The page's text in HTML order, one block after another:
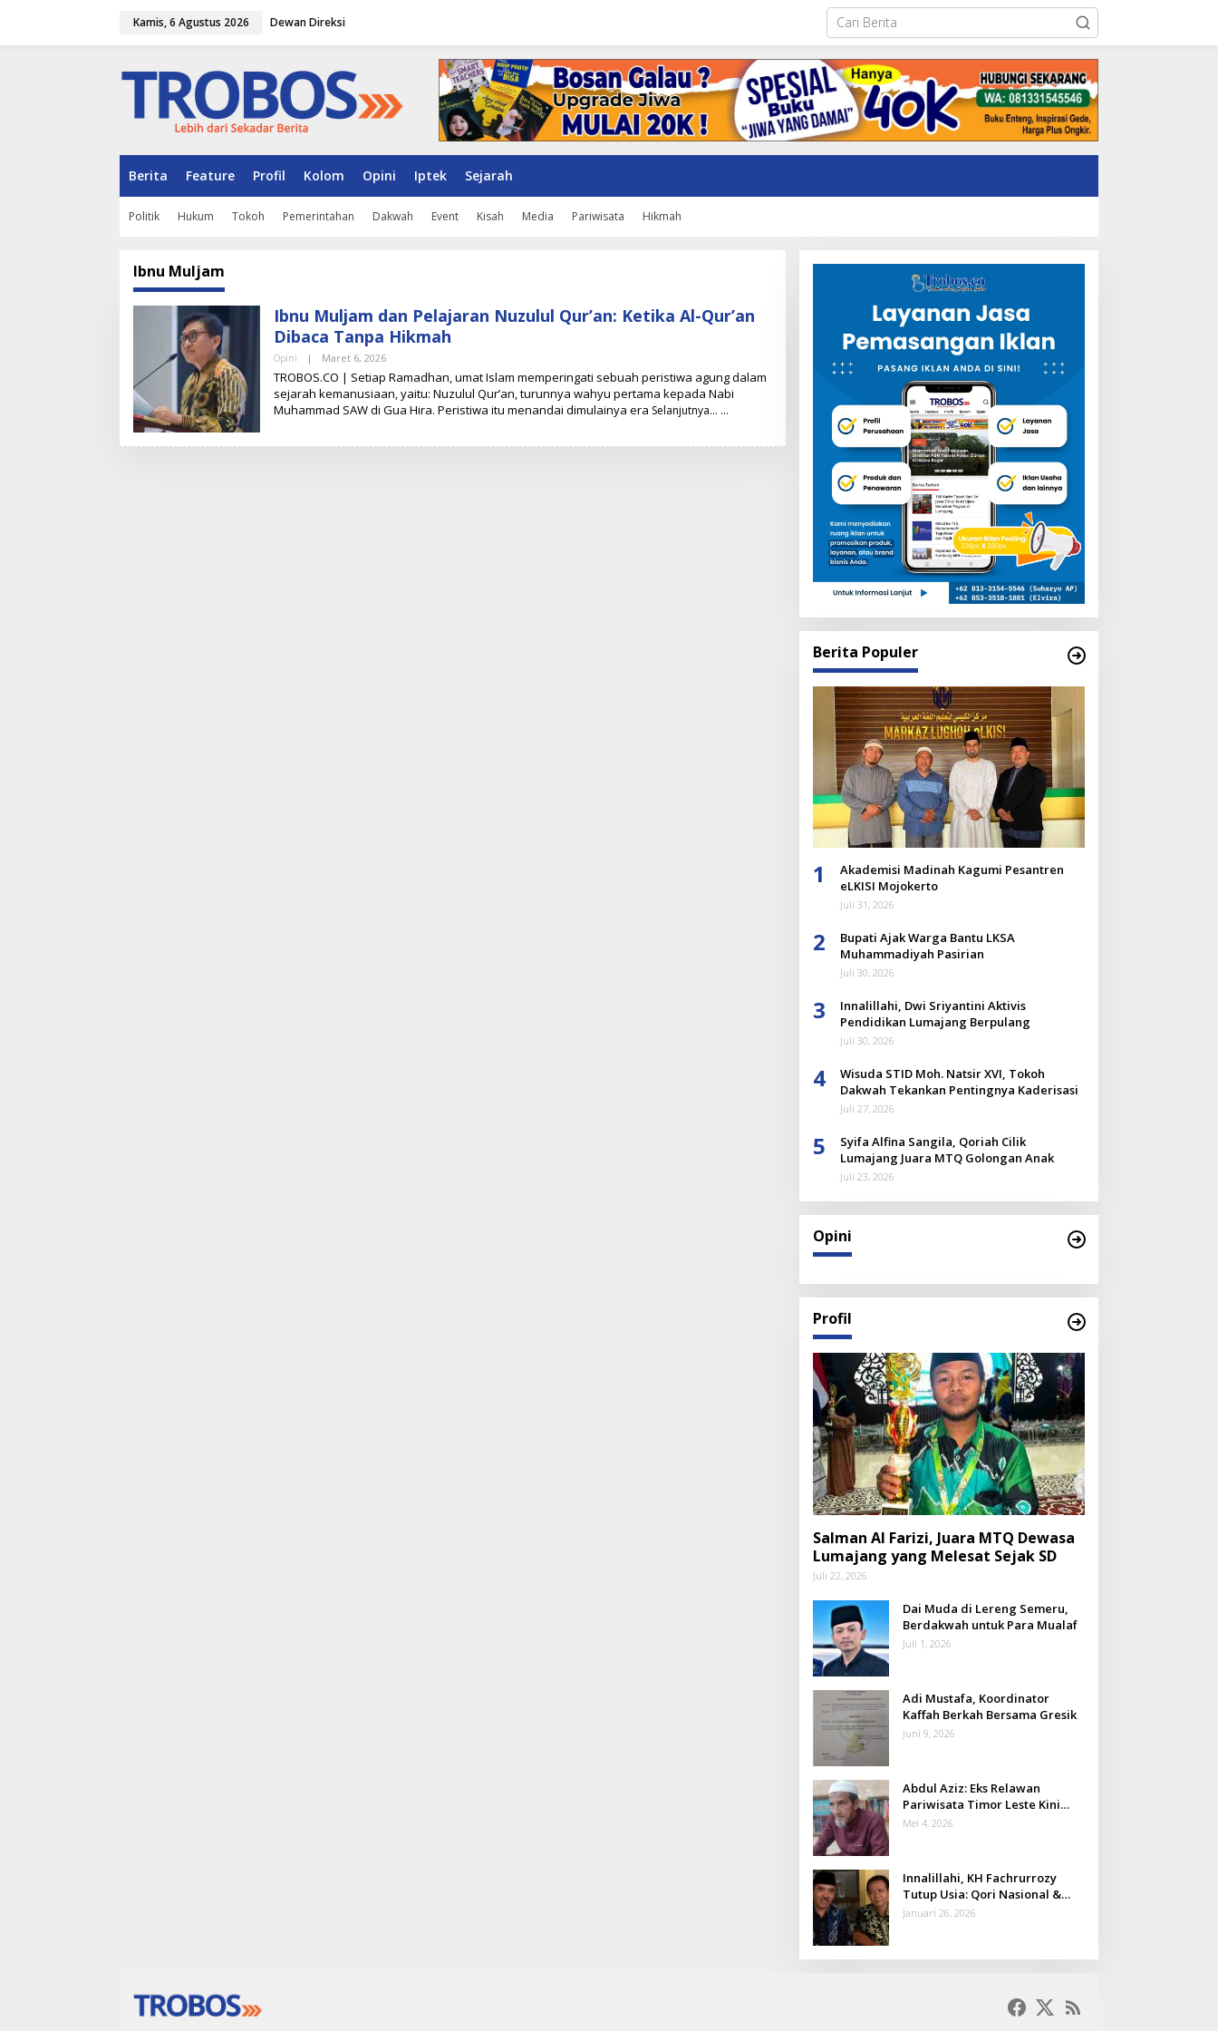
Kamis, 6 Agustus 2026 Dewan Direksi
Berita Feature Profil Kolom Opini Iptek Sejarah
Politik Hukum Tokoh Pemerintahan Dakwah Event Kisah Media Pariwisata Hikmah
Ibnu Muljam
Ibnu Muljam dan Pelajaran Nuzulul Qur’an: Ketika Al-Qur’an
Dibaca Tanpa Hikmah
Opini | Maret 6, 2026
E
H
T
R
TROBOS.CO | Setiap Ramadhan, umat Islam memperingati sebuah peristiwa agung dalam
sejarah kemanusiaan, yaitu: Nuzulul Qur’an, turunnya wahyu pertama kepada Nabi
Muhammad SAW di Gua Hira. Peristiwa itu menandai dimulainya era Selanjutnya…
Berita Populer
1
Akademisi Madinah Kagumi Pesantren
eLKISI Mojokerto
Juli 31, 2026
2
Bupati Ajak Warga Bantu LKSA
Muhammadiyah Pasirian
Juli 30, 2026
3
Innalillahi, Dwi Sriyantini Aktivis
Pendidikan Lumajang Berpulang
Juli 30, 2026
4
Wisuda STID Moh. Natsir XVI, Tokoh
Dakwah Tekankan Pentingnya Kaderisasi
Juli 27, 2026
5
Syifa Alfina Sangila, Qoriah Cilik
Lumajang Juara MTQ Golongan Anak
Juli 23, 2026
Opini
Profil
Salman Al Farizi, Juara MTQ Dewasa
Lumajang yang Melesat Sejak SD
Juli 22, 2026
Dai Muda di Lereng Semeru,
Berdakwah untuk Para Mualaf
Juli 1, 2026
Adi Mustafa, Koordinator
Kaffah Berkah Bersama Gresik
Juni 9, 2026
Abdul Aziz: Eks Relawan
Pariwisata Timor Leste Kini
Takmir Kalisat
Mei 4, 2026
Innalillahi, KH Fachrurrozy
Tutup Usia: Qori Nasional &
Mantan Kadis Kemenag yang
Januari 26, 2026